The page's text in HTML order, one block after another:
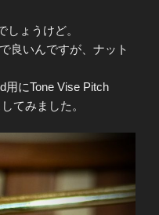
しょうけど。
良いんですが、ナット
用にTone Vise Pitch
てみました。